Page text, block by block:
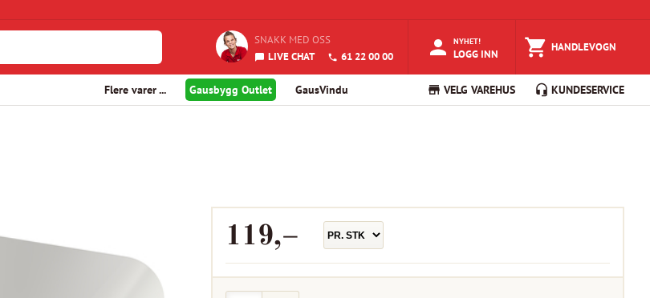
SNAKK MED OSS
LIVE CHAT
61 22 00 00
NYHET!
LOGG INN HANDLEVOGN
Flere varer ... Gausbygg Outlet GausVindu VELG VAREHUS KUNDESERVICE
119,–